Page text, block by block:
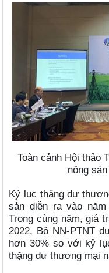
Toàn cảnh Hội thảo
nông
Kỷ lục thặng dư
sản diễn ra vào
Trong cùng năm, giá
2022, Bộ NN-PTNT
hơn 30% so với kỷ
thặng dư thương mại